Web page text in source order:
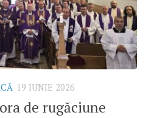
19 IUNIE 2026
de rugăciune